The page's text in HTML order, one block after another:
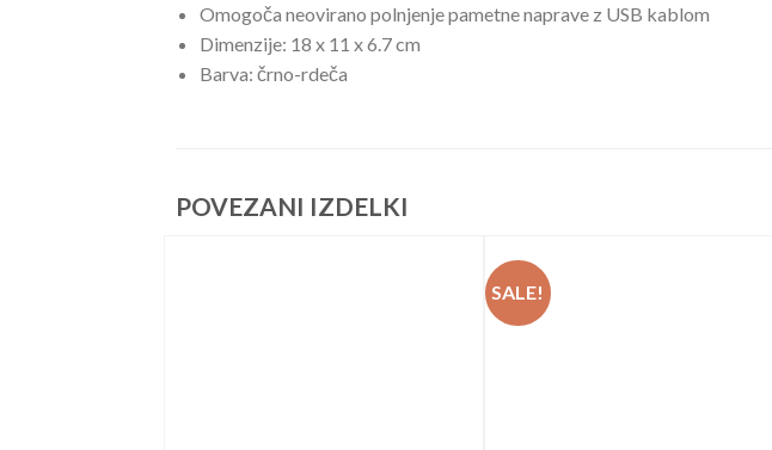
Omogoča neovirano polnjenje pametne naprave z USB kablom
Dimenzije: 18 x 11 x 6.7 cm
Barva: črno-rdeča
POVEZANI IZDELKI
SALE!